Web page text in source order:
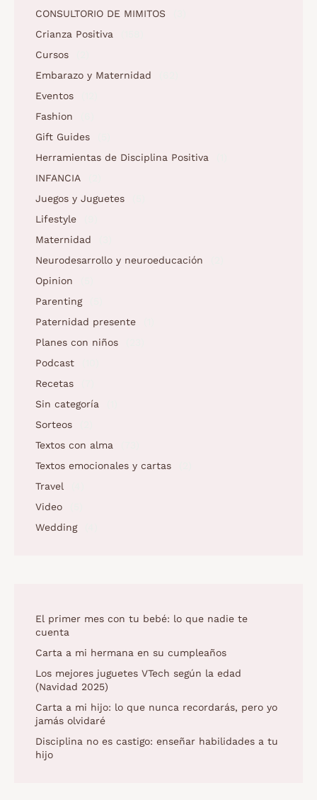
CONSULTORIO DE MIMITOS
Crianza Positiva
Cursos
Embarazo y Maternidad
Eventos
Fashion
Gift Guides
Herramientas de Disciplina Positiva
INFANCIA
Juegos y Juguetes
Lifestyle
Maternidad
Neurodesarrollo y neuroeducación
Opinion
Parenting
Paternidad presente
Planes con niños
Podcast
Recetas
Sin categoría
Sorteos
Textos con alma
Textos emocionales y cartas
Travel
Video
Wedding
El primer mes con tu bebé: lo que nadie te
cuenta
Carta a mi hermana en su cumpleaños
Los mejores juguetes VTech según la edad
(Navidad 2025)
Carta a mi hijo: lo que nunca recordarás, pero yo
jamás olvidaré
Disciplina no es castigo: enseñar habilidades a tu
hijo